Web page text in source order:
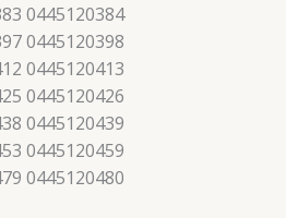
0445120384
0445120398
0445120413
0445120426
0445120439
0445120459
0445120480